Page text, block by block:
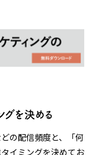
グを決める
の配信頻度と、「何
イミングを決めてお